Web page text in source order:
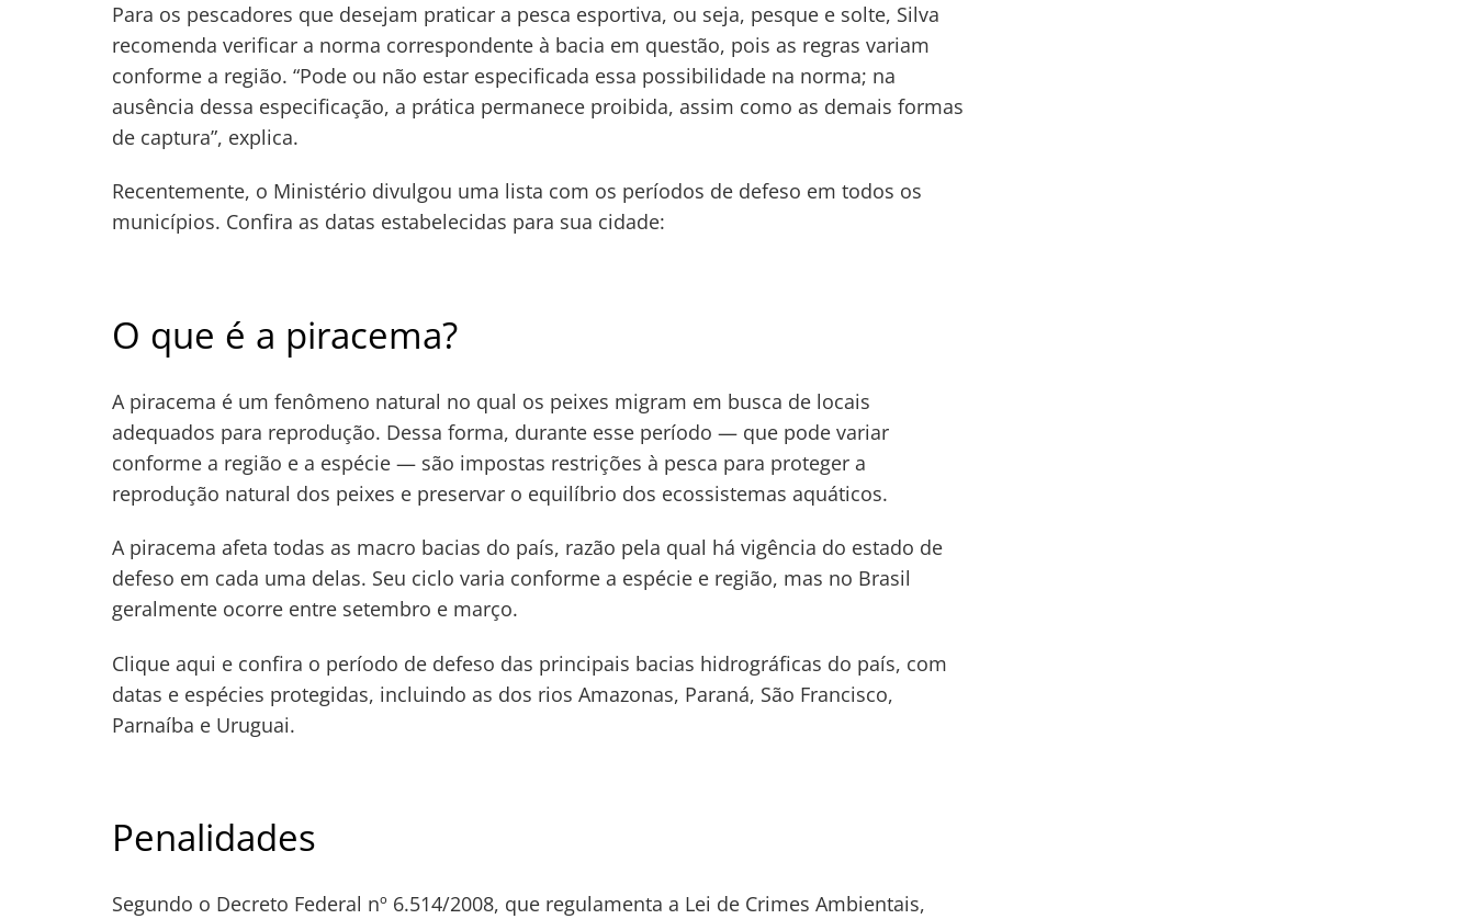
Para os pescadores que desejam praticar a pesca esportiva, ou seja, pesque e solte, Silva
recomenda verificar a norma correspondente à bacia em questão, pois as regras variam
conforme a região. “Pode ou não estar especificada essa possibilidade na norma; na
ausência dessa especificação, a prática permanece proibida, assim como as demais formas
de captura”, explica.
Recentemente, o Ministério divulgou uma lista com os períodos de defeso em todos os
municípios. Confira as datas estabelecidas para sua cidade:
O que é a piracema?
A piracema é um fenômeno natural no qual os peixes migram em busca de locais
adequados para reprodução. Dessa forma, durante esse período — que pode variar
conforme a região e a espécie — são impostas restrições à pesca para proteger a
reprodução natural dos peixes e preservar o equilíbrio dos ecossistemas aquáticos.
A piracema afeta todas as macro bacias do país, razão pela qual há vigência do estado de
defeso em cada uma delas. Seu ciclo varia conforme a espécie e região, mas no Brasil
geralmente ocorre entre setembro e março.
Clique aqui e confira o período de defeso das principais bacias hidrográficas do país, com
datas e espécies protegidas, incluindo as dos rios Amazonas, Paraná, São Francisco,
Parnaíba e Uruguai.
Penalidades
Segundo o Decreto Federal nº 6.514/2008, que regulamenta a Lei de Crimes Ambientais,
Navegação